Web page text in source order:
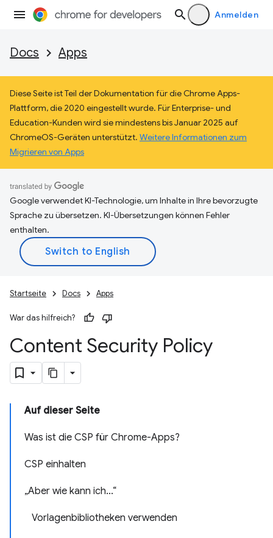
Anmelden
Docs Apps
Diese Seite ist Teil der Dokumentation für die Chrome Apps-
Plattform, die 2020 eingestellt wurde. Für Enterprise- und
Education-Kunden wird sie mindestens bis Januar 2025 auf
ChromeOS-Geräten unterstützt. Weitere Informationen zum
Migrieren von Apps
Google verwendet KI-Technologie, um Inhalte in Ihre bevorzugte
Sprache zu übersetzen. KI-Übersetzungen können Fehler
enthalten.
Startseite Docs Apps
War das hilfreich?
Content Security Policy
Auf dieser Seite
Was ist die CSP für Chrome-Apps?
CSP einhalten
„Aber wie kann ich...“
Vorlagenbibliotheken verwenden